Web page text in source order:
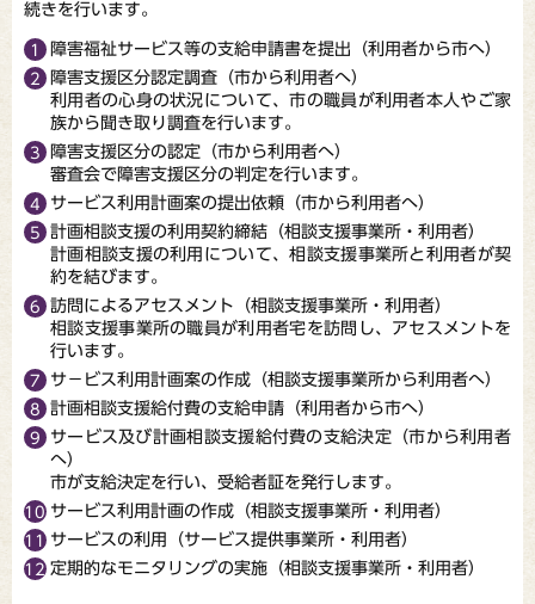
続きを行います。
障害福祉サービス等の支給申請書を提出（利用者から市へ）
障害支援区分認定調査（市から利用者へ）
利用者の心身の状況について、市の職員が利用者本人やご家
族から聞き取り調査を行います。
障害支援区分の認定（市から利用者へ）
審査会で障害支援区分の判定を行います。
サービス利用計画案の提出依頼（市から利用者へ）
計画相談支援の利用契約締結（相談支援事業所・利用者）
計画相談支援の利用について、相談支援事業所と利用者が契
約を結びます。
訪問によるアセスメント（相談支援事業所・利用者）
相談支援事業所の職員が利用者宅を訪問し、アセスメントを
行います。
サ－ビス利用計画案の作成（相談支援事業所から利用者へ）
計画相談支援給付費の支給申請（利用者から市へ）
サービス及び計画相談支援給付費の支給決定（市から利用者
へ）
市が支給決定を行い、受給者証を発行します。
サービス利用計画の作成（相談支援事業所・利用者）
サービスの利用（サービス提供事業所・利用者）
定期的なモニタリングの実施（相談支援事業所・利用者）